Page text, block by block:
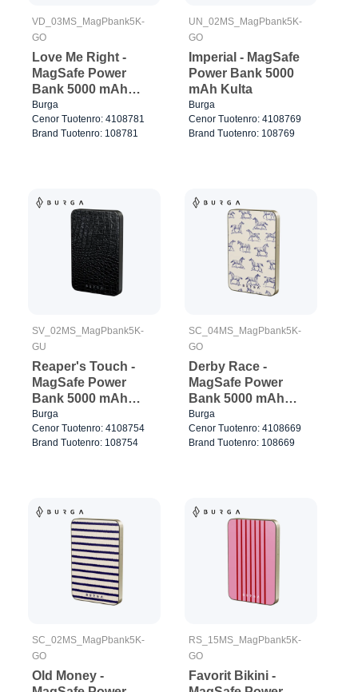
VD_03MS_MagPbank5K-
GO
Love Me Right -
MagSafe Power
Bank 5000 mAh
Kulta
Burga
Cenor Tuotenro: 4108781
Brand Tuotenro: 108781
UN_02MS_MagPbank5K-
GO
Imperial - MagSafe
Power Bank 5000
mAh Kulta
Burga
Cenor Tuotenro: 4108769
Brand Tuotenro: 108769
SV_02MS_MagPbank5K-
GU
Reaper's Touch -
MagSafe Power
Bank 5000 mAh
Harmaa metalli
Burga
Cenor Tuotenro: 4108754
Brand Tuotenro: 108754
SC_04MS_MagPbank5K-
GO
Derby Race -
MagSafe Power
Bank 5000 mAh
Kulta
Burga
Cenor Tuotenro: 4108669
Brand Tuotenro: 108669
SC_02MS_MagPbank5K-
GO
Old Money -
RS_15MS_MagPbank5K-
GO
Favorit Bikini -